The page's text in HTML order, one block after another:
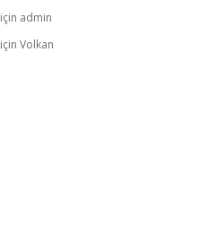
için admin
için Volkan